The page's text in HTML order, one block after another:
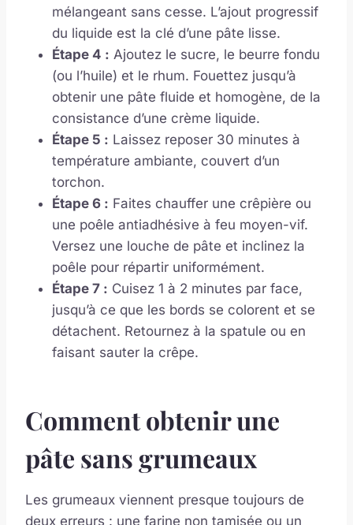
mélangeant sans cesse. L’ajout progressif
du liquide est la clé d’une pâte lisse.
Étape 4 : Ajoutez le sucre, le beurre fondu
(ou l’huile) et le rhum. Fouettez jusqu’à
obtenir une pâte fluide et homogène, de la
consistance d’une crème liquide.
Étape 5 : Laissez reposer 30 minutes à
température ambiante, couvert d’un
torchon.
Étape 6 : Faites chauffer une crêpière ou
une poêle antiadhésive à feu moyen-vif.
Versez une louche de pâte et inclinez la
poêle pour répartir uniformément.
Étape 7 : Cuisez 1 à 2 minutes par face,
jusqu’à ce que les bords se colorent et se
détachent. Retournez à la spatule ou en
faisant sauter la crêpe.
Comment obtenir une
pâte sans grumeaux
Les grumeaux viennent presque toujours de
deux erreurs : une farine non tamisée ou un